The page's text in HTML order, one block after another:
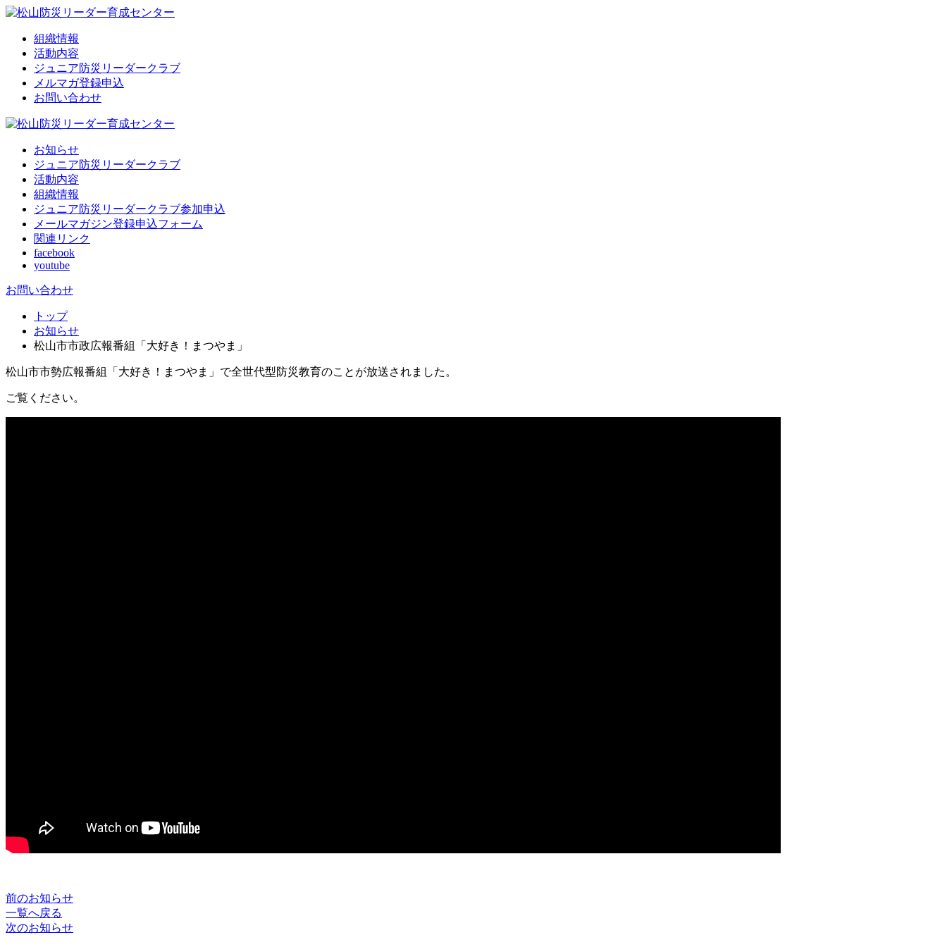
組織情報
活動内容
ジュニア防災リーダークラブ
メルマガ登録申込
お問い合わせ
お知らせ
ジュニア防災リーダークラブ
活動内容
組織情報
ジュニア防災リーダークラブ参加申込
メールマガジン登録申込フォーム
関連リンク
facebook
youtube
お問い合わせ
トップ
お知らせ
松山市市政広報番組「大好き！まつやま」
松山市市勢広報番組「大好き！まつやま」で全世代型防災教育のことが放送されました。
ご覧ください。
前のお知らせ
一覧へ戻る
次のお知らせ